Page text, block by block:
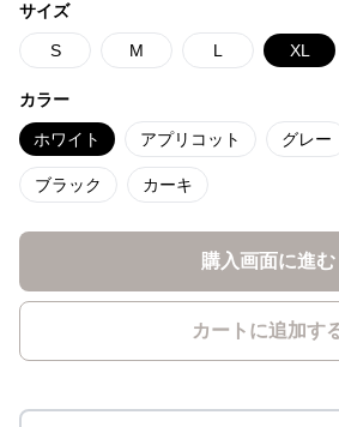
サイズ
S M L XL
カラー
ホワイト アプリコット グレー
ブラック カーキ
購入画面に進む
カートに追加す